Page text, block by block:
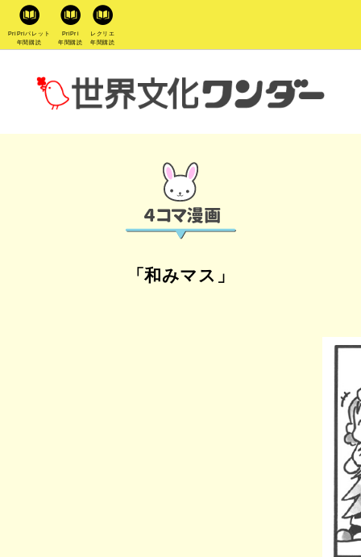
PriPriパレット
年間購読
PriPri
年間購読
レクリエ
年間購読
「和みマス」